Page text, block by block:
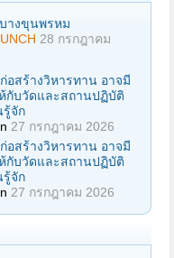
างขุนพรหม
28 กรกฎาคม
อสร้างวิหารทาน อาจมี
กับวัดและสถานปฏิบัติ
จัก
27 กรกฎาคม 2026
อสร้างวิหารทาน อาจมี
กับวัดและสถานปฏิบัติ
จัก
27 กรกฎาคม 2026